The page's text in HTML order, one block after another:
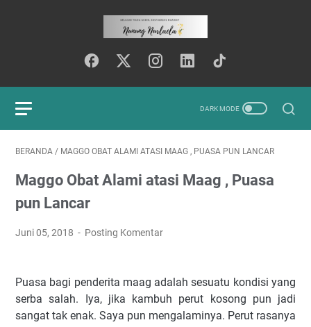
BERANDA / MAGGO OBAT ALAMI ATASI MAAG , PUASA PUN LANCAR
Maggo Obat Alami atasi Maag , Puasa
pun Lancar
Juni 05, 2018 Posting Komentar
Puasa bagi penderita maag adalah sesuatu kondisi yang
serba salah. Iya, jika kambuh perut kosong pun jadi
sangat tak enak. Saya pun mengalaminya. Perut rasanya